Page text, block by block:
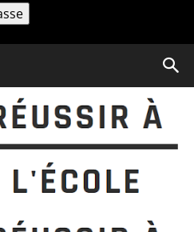
rapidement grâce
en ligne